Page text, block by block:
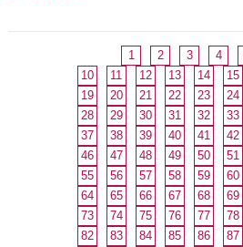
1 2 3 4
10
11 12 13 14 15
19
20 21 22 23 24
28
29 30 31 32 33
37
38 39 40 41 42
46
47 48 49 50 51
55
56 57 58 59 60
64
65 66 67 68 69
73
74 75 76 77 78
82
83 84 85 86 87